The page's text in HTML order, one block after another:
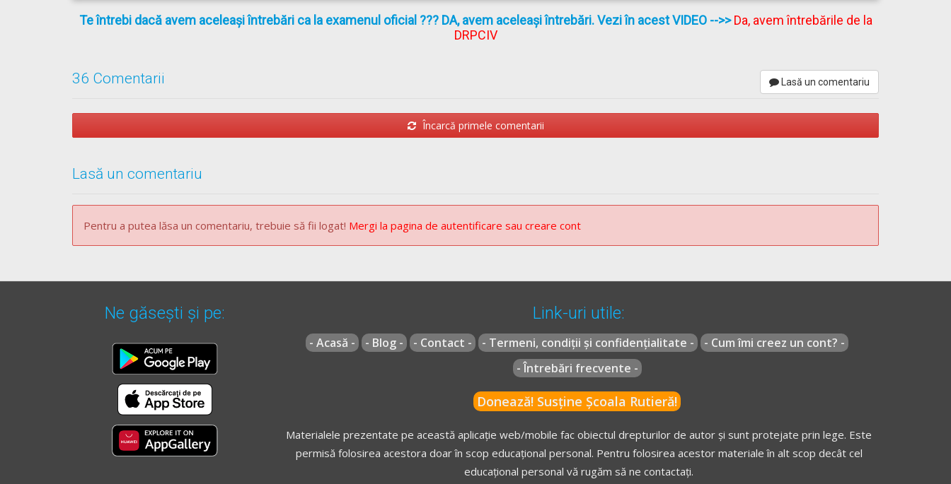
** Regulament = REGULAMENT de aplicare a OUG 195/2002 actualizat (Regulamentul codului rutier)
Te întrebi dacă avem aceleași întrebări ca la examenul oficial ??? DA, avem aceleași întrebări. Vezi în acest VIDEO -->>Da, avem întrebările de la
DRPCIV
36 Comentarii Lasă un comentariu
Încarcă primele comentarii
Lasă un comentariu
Pentru a putea lăsa un comentariu, trebuie să fii logat! Mergi la pagina de autentificare sau creare cont
Ne găsești și pe: Link-uri utile:
- Acasă - - Blog - - Contact - - Termeni, condiții și confidențialitate -
- Cum îmi creez un cont? -
- Întrebări frecvente -
Donează! Susține Școala Rutieră!
Materialele prezentate pe această aplicație web/mobile fac obiectul drepturilor de autor și sunt protejate prin lege. Este
permisă folosirea acestora doar în scop educațional personal. Pentru folosirea acestor materiale în alt scop decât cel
educațional personal vă rugăm să ne contactați.